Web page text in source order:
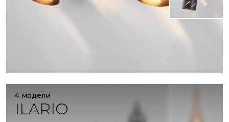
4 модели
ILARIO